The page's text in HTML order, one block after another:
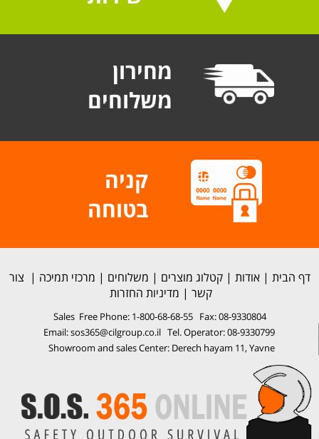
מחירון
משלוחים
קניה
בטוחה
דף הבית |אודות |קטלוג מוצרים | משלוחים | מרכזי תמיכה | צור
קשר | מדיניות החזרות
Sales Free Phone: 1-800-68-68-55 Fax: 08-9330804
Email: sos365@cilgroup.co.il Tel. Operator: 08-9330799
Showroom and sales Center: Derech hayam 11, Yavne